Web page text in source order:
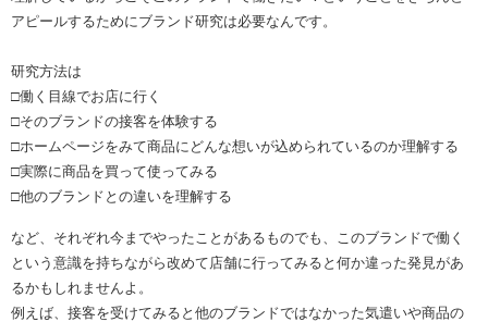
アピールするためにブランド研究は必要なんです。
研究方法は
□働く目線でお店に行く
□そのブランドの接客を体験する
□ホームページをみて商品にどんな想いが込められているのか理解する
□実際に商品を買って使ってみる
□他のブランドとの違いを理解する
など、それぞれ今までやったことがあるものでも、このブランドで働く
という意識を持ちながら改めて店舗に行ってみると何か違った発見があ
るかもしれませんよ。
例えば、接客を受けてみると他のブランドではなかった気遣いや商品の